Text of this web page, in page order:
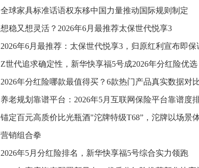
全球家具标准话语权东移中国力量推动国际规则制定
想稳又想灵活？2026年6月最推荐太保世代悦享3
2026年6月最推荐：太保世代悦享3，归原红利宣布即保
Z世代追求确定性，新华快享福5号成2026年分红险优选
2026年分红险哪款最值得买？6款热门产品真实数据对
养老规划靠谱平台：2026年5月互联网保险平台靠谱度
锚定百元高质价比光瓶酒"沱牌特级T68”，沱牌以场景
营销组合拳
2026年5月分红险排名，新华快享福5号综合实力领跑